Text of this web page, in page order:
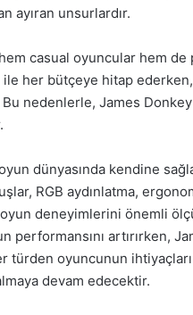
ayıran unsurlardır.
casual oyuncular hem
her bütçeye hitap
nedenlerle, James
dünyasında kendine
RGB aydınlatma,
deneyimlerini önemli
performansını artırırken,
türden oyuncunun
devam edecektir.